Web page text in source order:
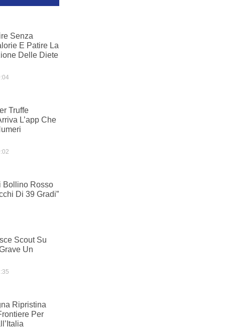
Senza
E Patire La
Delle Diete
Truffe
L’app Che
Bollino Rosso
Di 39 Gradi”
Scout Su
Un
Ripristina
Per